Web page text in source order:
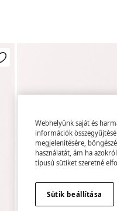
Webhelyünk saját és
információk
megjelenítésére,
használatát, ám ha
típusú sütiket szeretné
Sütik beállítása